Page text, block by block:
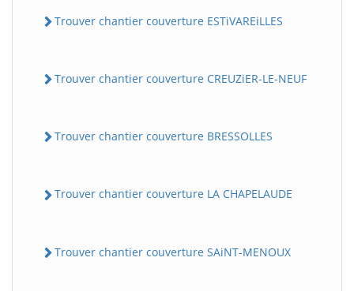
Trouver chantier couverture ESTiVAREiLLES
Trouver chantier couverture CREUZiER-LE-NEUF
Trouver chantier couverture BRESSOLLES
Trouver chantier couverture LA CHAPELAUDE
Trouver chantier couverture SAiNT-MENOUX